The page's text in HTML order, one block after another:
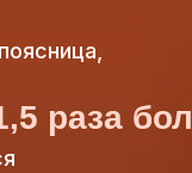
раза